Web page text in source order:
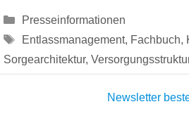
Kategorien
Presseinformationen
Schlagwörter
Entlassmanagement, Fachbuch,
Sorgearchitektur,
Newsletter